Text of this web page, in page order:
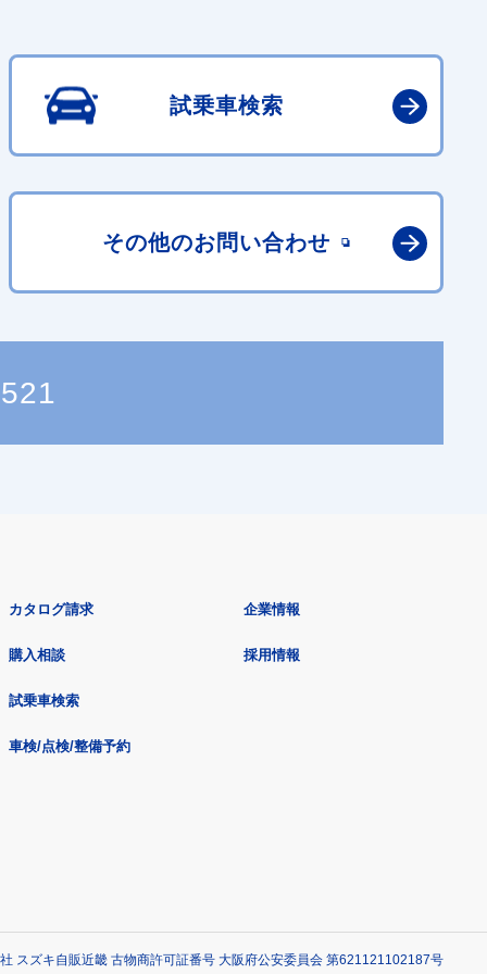
試乗車検索
その他のお問い合わせ
カタログ請求
購入相談
試乗車検索
車検/点検/整備予約
企業情報
採用情報
スズキ自販近畿 古物商許可証番号 大阪府公安委員会 第621121102187号